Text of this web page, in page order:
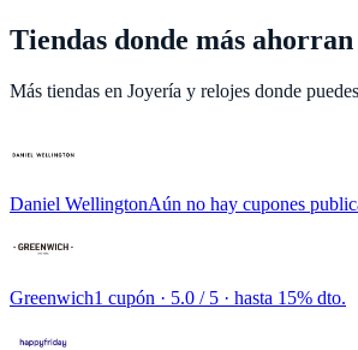
Tiendas donde más
Más tiendas en Joyería y relojes donde
Daniel WellingtonAún no hay cupones
Greenwich1 cupón · 5.0 / 5 · hasta 15% dto.